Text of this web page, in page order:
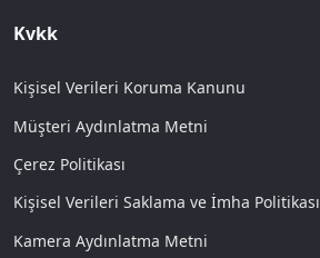
Kvkk
Kişisel Verileri Koruma Kanunu
Müşteri Aydınlatma Metni
Çerez Politikası
Kişisel Verileri Saklama ve İmha Politikası
Kamera Aydınlatma Metni